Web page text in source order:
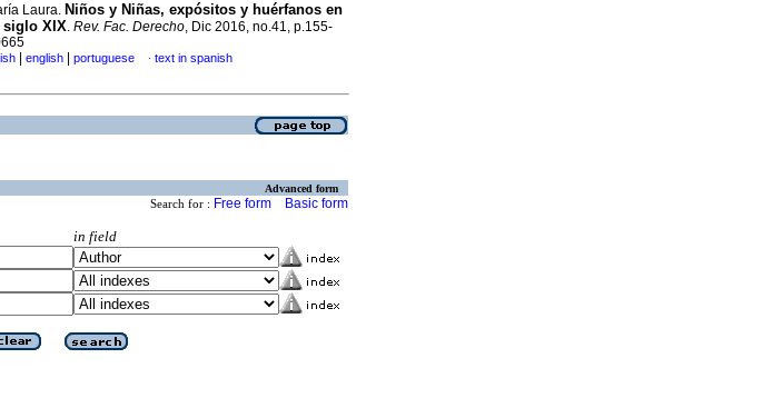
Laura. Niños y Niñas, expósitos y huérfanos en
siglo XIX. Rev. Fac. Derecho, Dic 2016, no.41, p.155-
english portuguese · text in spanish
Advanced form
Search for : Free form Basic form
in field